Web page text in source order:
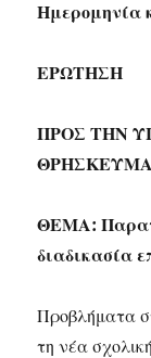
Ημερομηνία
ΕΡΩΤΗΣΗ
ΠΡΟΣ ΤΗΝ
ΘΕΜΑ:
διαδικασία
Προβλήματα
τη νέα